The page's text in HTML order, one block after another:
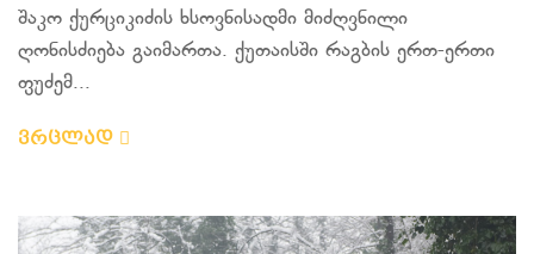
შაკო ქურციკიძის ხსოვნისადმი მიძღვნილი
ღონისძიება გაიმართა. ქუთაისში რაგბის ერთ-ერთი
ფუძემ...
ვრცლად